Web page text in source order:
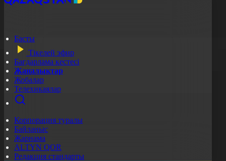
Басты
Тікелей эфир
Бағдарлама кестесі
Жаңалықтар
Жобалар
Телехикаялар
Корпорация туралы
Байланыс
Жарнама
ALTYN QOR
Редакция стандарты